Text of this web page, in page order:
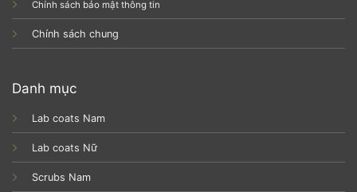
Chính sách bảo mật thông tin
Chính sách chung
Danh mục
Lab coats Nam
Lab coats Nữ
Scrubs Nam